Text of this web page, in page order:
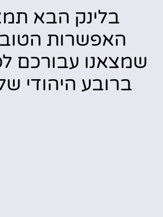
בלינק הבא
האפשרות
שמצאנו עבורכם
ברובע היהודי